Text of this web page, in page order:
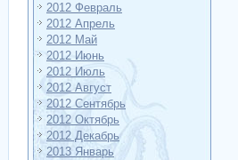
2012 Февраль
2012 Апрель
2012 Май
2012 Июнь
2012 Июль
2012 Август
2012 Сентябрь
2012 Октябрь
2012 Декабрь
2013 Январь